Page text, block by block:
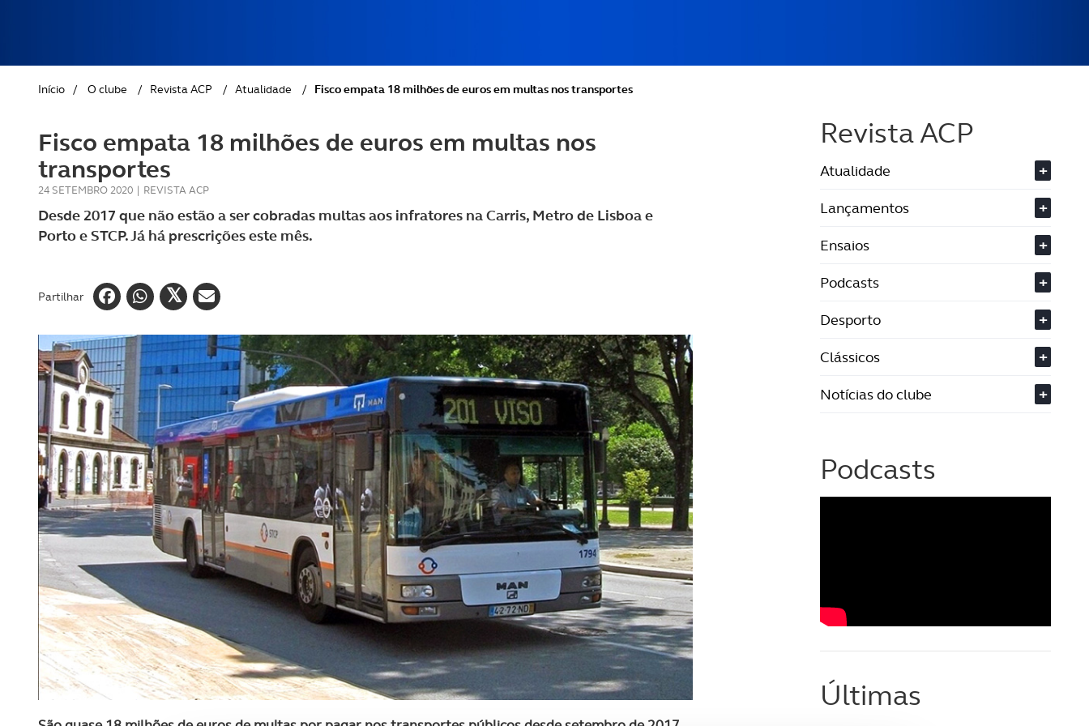
GOLFE
AUTOCARAVANISMO
Início / O clube / Revista ACP / Atualidade / Fisco empata 18 milhões de euros em multas nos transportes
Fisco empata 18 milhões de euros em multas nos
transportes
24 SETEMBRO 2020 | REVISTA ACP
Desde 2017 que não estão a ser cobradas multas aos infratores na Carris, Metro de Lisboa e
Porto e STCP. Já há prescrições este mês.
Partilhar
Revista ACP
Atualidade
+
Lançamentos
+
Ensaios
+
Podcasts
+
Desporto
+
Clássicos
+
Notícias do clube
+
Podcasts
Últimas